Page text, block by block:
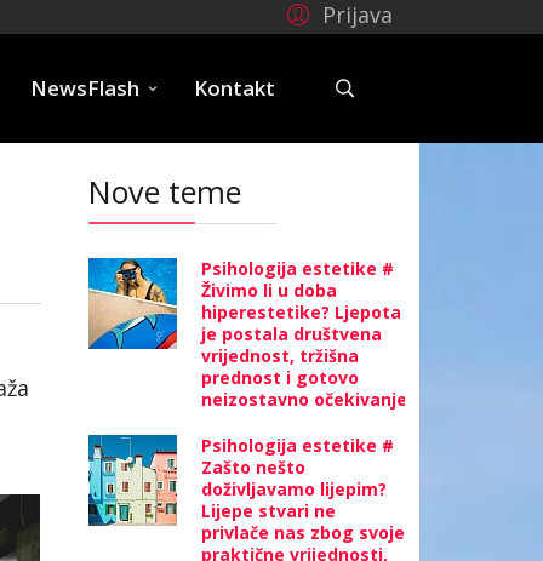
Prijava
NewsFlash Kontakt
Nove teme
Psihologija estetike #
Živimo li u doba
hiperestetike? Ljepota
je postala društvena
vrijednost, tržišna
prednost i gotovo
neizostavno očekivanje
Psihologija estetike #
Zašto nešto
doživljavamo lijepim?
Lijepe stvari ne
privlače nas zbog svoje
praktične vrijednosti,